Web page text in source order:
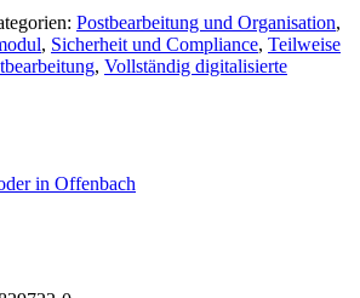
Postbearbeitung und Organisation,
, Sicherheit und Compliance, Teilweise
, Vollständig digitalisierte
in Offenbach